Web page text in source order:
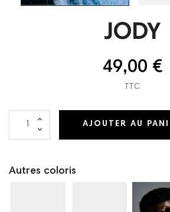
JODY
49,00 €
TTC
AJOUTER AU
Autres coloris